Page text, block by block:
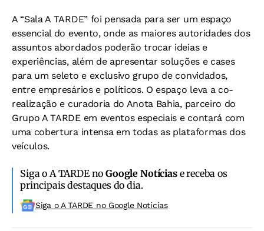
A “Sala A TARDE” foi pensada para ser um espaço
essencial do evento, onde as maiores autoridades dos
assuntos abordados poderão trocar ideias e
experiências, além de apresentar soluções e cases
para um seleto e exclusivo grupo de convidados,
entre empresários e políticos. O espaço leva a co-
realização e curadoria do Anota Bahia, parceiro do
Grupo A TARDE em eventos especiais e contará com
uma cobertura intensa em todas as plataformas dos
veículos.
Siga o A TARDE noGoogle Notíciase receba os
principais destaques do dia.
Siga o A TARDE no Google Noticias